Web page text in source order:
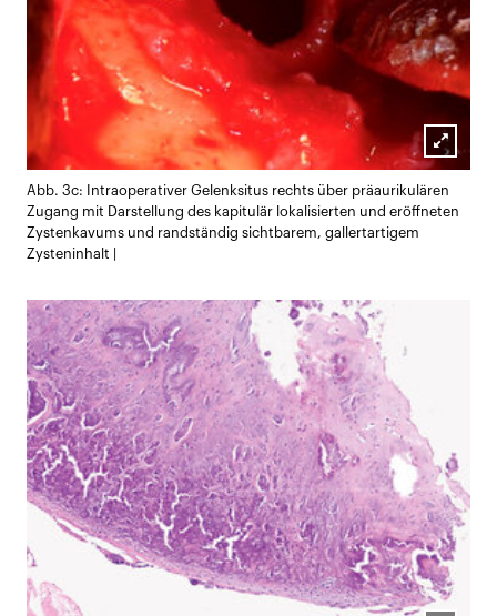
öffnen
Abb. 3c: Intraoperativer Gelenksitus rechts über präaurikulären
Zugang mit Darstellung des kapitulär lokalisierten und eröffneten
Zystenkavums und randständig sichtbarem, gallertartigem
Zysteninhalt |